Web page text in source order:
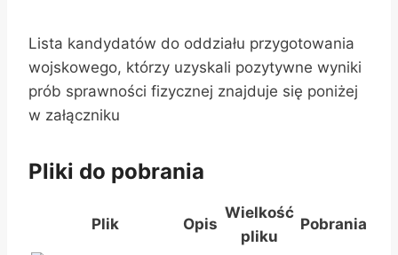
Lista kandydatów do oddziału przygotowania
wojskowego, którzy uzyskali pozytywne wyniki
prób sprawności fizycznej znajduje się poniżej
w załączniku
Pliki do pobrania
Plik Opis
Wielkość
pliku
Pobrania